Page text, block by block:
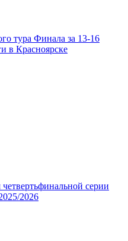
тура Финала за 13-16
в Красноярске
серии
2026